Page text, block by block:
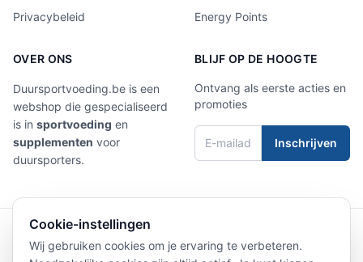
Privacybeleid
Energy Points
OVER ONS
Duursportvoeding.be is een
webshop die gespecialiseerd
is in sportvoeding en
supplementen voor
duursporters.
BLIJF OP DE HOOGTE
Ontvang als eerste acties en
promoties
Inschrijven
4,9/5 Laat een review achter
Cookie-instellingen
Wij gebruiken cookies om je ervaring te verbeteren.